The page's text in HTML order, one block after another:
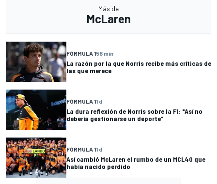
Más de
McLaren
FÓRMULA 158 min
La razón por la que Norris recibe más críticas de
las que merece
FÓRMULA 11 d
La dura reflexión de Norris sobre la F1: "Así no
debería gestionarse un deporte"
FÓRMULA 11 d
Así cambió McLaren el rumbo de un MCL40 que
había nacido perdido